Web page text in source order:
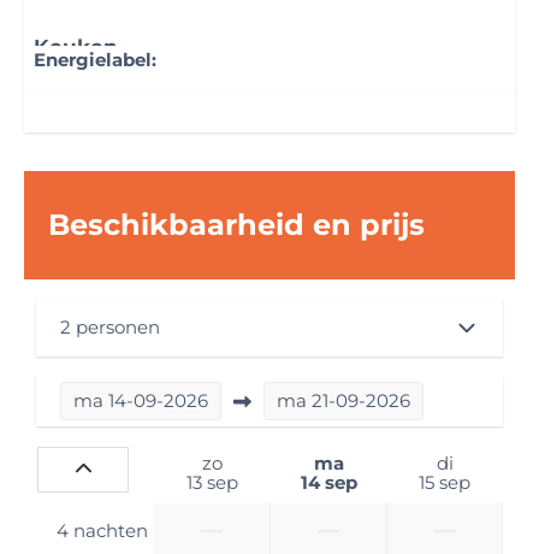
Keuken
Wastafel
Slaapkamer
Primaire slaapplek: Tweepersoonsbed
Lengte primaire slaapplek (cm): 192
Breedte primaire slaapplek (cm): 190
Beddengoed inbegrepen? : Nee
Energielabel:
Beschikbaarheid en prijs
2 personen
ma 14-09-2026 ma 21-09-2026
zo
13 sep
ma
14 sep
di
15 sep
4 nachten